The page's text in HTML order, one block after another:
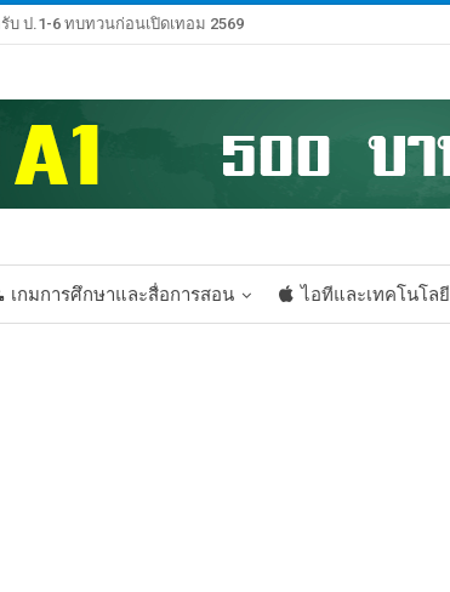
ป.1-6 ทบทวนก่อนเปิดเทอม 2569
เกมการศึกษาและสื่อการสอน ไอทีและเทคโนโลยี